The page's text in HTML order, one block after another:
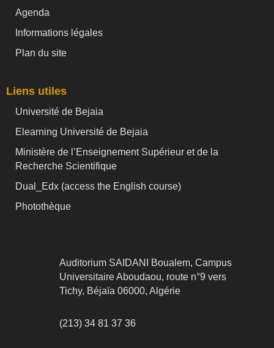
Agenda
Informations légales
Plan du site
Liens utiles
Université de Bejaia
Elearning Université de Bejaia
Ministère de l’Enseignement Supérieur et de la
Recherche Scientifique
Dual_Edx (access the English course)
Photothèque
Auditorium SAIDANI Boualem, Campus
Universitaire Aboudaou, route n°9 vers
Tichy, Béjaïa 06000, Algérie
(213) 34 81 37 36